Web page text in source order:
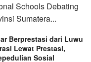
Schools Debating
Sumatera...
Berprestasi dari Luwu
Lewat Prestasi,
Sosial